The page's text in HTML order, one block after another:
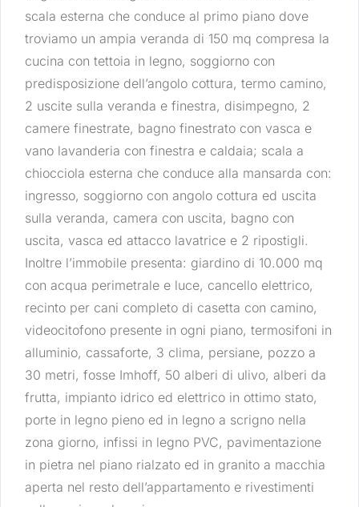
scala esterna che conduce al primo piano dove
troviamo un ampia veranda di 150 mq compresa la
cucina con tettoia in legno, soggiorno con
predisposizione dell’angolo cottura, termo camino,
2 uscite sulla veranda e finestra, disimpegno, 2
camere finestrate, bagno finestrato con vasca e
vano lavanderia con finestra e caldaia; scala a
chiocciola esterna che conduce alla mansarda con:
ingresso, soggiorno con angolo cottura ed uscita
sulla veranda, camera con uscita, bagno con
uscita, vasca ed attacco lavatrice e 2 ripostigli.
Inoltre l’immobile presenta: giardino di 10.000 mq
con acqua perimetrale e luce, cancello elettrico,
recinto per cani completo di casetta con camino,
videocitofono presente in ogni piano, termosifoni in
alluminio, cassaforte, 3 clima, persiane, pozzo a
30 metri, fosse Imhoff, 50 alberi di ulivo, alberi da
frutta, impianto idrico ed elettrico in ottimo stato,
porte in legno pieno ed in legno a scrigno nella
zona giorno, infissi in legno PVC, pavimentazione
in pietra nel piano rialzato ed in granito a macchia
aperta nel resto dell’appartamento e rivestimenti